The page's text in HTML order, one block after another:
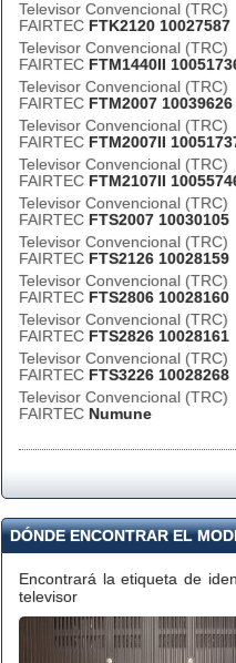
Televisor Convencional (TRC)
FAIRTEC FTK2120 10027587
Televisor Convencional (TRC)
FAIRTEC FTM1440II
Televisor Convencional (TRC)
FAIRTEC FTM2007 10039626
Televisor Convencional (TRC)
FAIRTEC FTM2007II
Televisor Convencional (TRC)
FAIRTEC FTM2107II
Televisor Convencional (TRC)
FAIRTEC FTS2007 10030105
Televisor Convencional (TRC)
FAIRTEC FTS2126 10028159
Televisor Convencional (TRC)
FAIRTEC FTS2806 10028160
Televisor Convencional (TRC)
FAIRTEC FTS2826 10028161
Televisor Convencional (TRC)
FAIRTEC FTS3226 10028268
Televisor Convencional (TRC)
FAIRTEC Numune
DÓNDE ENCONTRAR EL
Encontrará la etiqueta de
televisor